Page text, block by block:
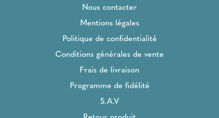
Nous contacter
Mentions légales
Politique de confidentialité
Conditions générales de vente
Frais de livraison
Programme de fidélité
S.A.V